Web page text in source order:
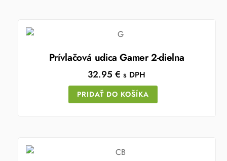
Prívlačová udica Gamer 2-dielna
32.95€ s DPH
PRIDAŤ DO KOŠÍKA